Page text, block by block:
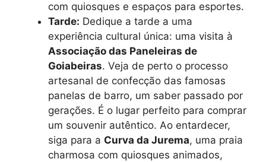
com quiosques e espaços para esportes.
Tarde: Dedique a tarde a uma
experiência cultural única: uma visita à
Associação das Paneleiras de
Goiabeiras. Veja de perto o processo
artesanal de confecção das famosas
panelas de barro, um saber passado por
gerações. É o lugar perfeito para comprar
um souvenir autêntico. Ao entardecer,
siga para a Curva da Jurema, uma praia
charmosa com quiosques animados,